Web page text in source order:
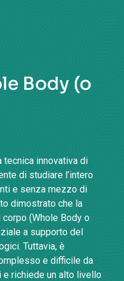
Body (o
tecnica innovativa di
di studiare l’intero
e senza mezzo di
dimostrato che la
(Whole Body o
a supporto del
Tuttavia, è
e difficile da
richiede un alto livello